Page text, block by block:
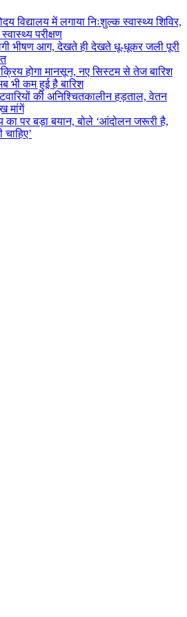
विद्यालय में लगाया निःशुल्क स्वास्थ्य शिविर,
परीक्षण
भीषण आग, देखते ही देखते धू-धूकर जली पूरी
होगा मानसून, नए सिस्टम से तेज बारिश
भी कम हुई है बारिश
की अनिश्चितकालीन हड़ताल, वेतन
मांगें
का पर बड़ा बयान, बोले ‘आंदोलन जरूरी है,